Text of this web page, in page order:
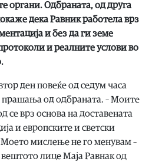
органи. Одбраната, од друга
дека Равник работела врз
и без да ги земе
и реалните услови во
ден повеќе од седум часа
прашања од одбраната. – Моите
врз основа на доставената
и европските и светски
мислење не го менувам –
лице Маја Равнак од